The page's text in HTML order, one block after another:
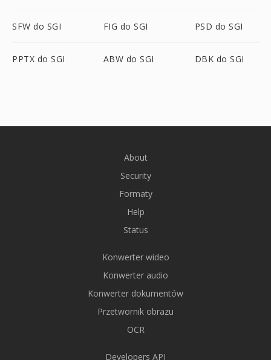
SFW do SGI FIG do SGI PSD do SGI
PPTX do SGI ABW do SGI DBK do SGI
About
Security
Formaty
Help
Status
Konwerter wideo
Konwerter audio
Konwerter dokumentów
Przetwornik obrazu
OCR
Developers API